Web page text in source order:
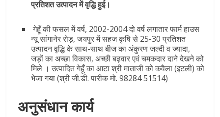
प्रतिशत उत्पादन में वृद्धि हुई।
गेहूँ की फसल में वर्ष, 2002-2004 दो वर्ष लगातार फार्म हाउस
न्यू सांगानेर रोड़, जयपुर में सहज कृषि से 25-30 प्रतिशत
उत्पादन वृद्धि के साथ-साथ बीज का अंकुरण जल्दी व ज्यादा,
जड़ों का अच्छा विकास, अच्छी बढ़वार एवं चमकदार दाने देखने को
मिले । उत्पादित गेहूँ का आटा श्री माताजी को कवैला (इटली) को
भेजा गया (श्री जी.डी. पारीक मो. 98284 51514)
अनुसंधान कार्य